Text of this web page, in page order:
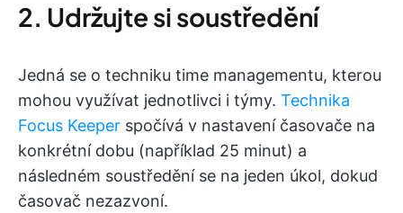
2. Udržujte si soustředění
Jedná se o techniku time managementu, kterou
mohou využívat jednotlivci i týmy. Technika
Focus Keeper spočívá v nastavení časovače na
konkrétní dobu (například 25 minut) a
následném soustředění se na jeden úkol, dokud
časovač nezazvoní.